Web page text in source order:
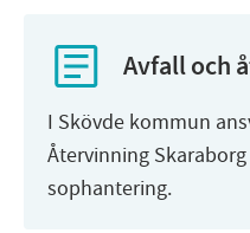
Avfall och
I Skövde kommun
Återvinning
sophantering.